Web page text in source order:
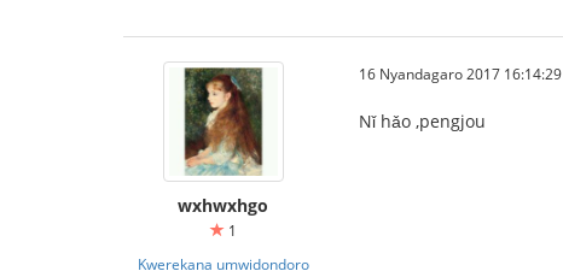
wxhwxhgo
1
Kwerekana umwidondoro
16 Nyandagaro 2017 16:14:29
Nǐ hǎo ,pengjou